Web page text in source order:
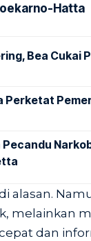
Hatta
Bea Cukai
Perketat
alasan.
melainkan
dan